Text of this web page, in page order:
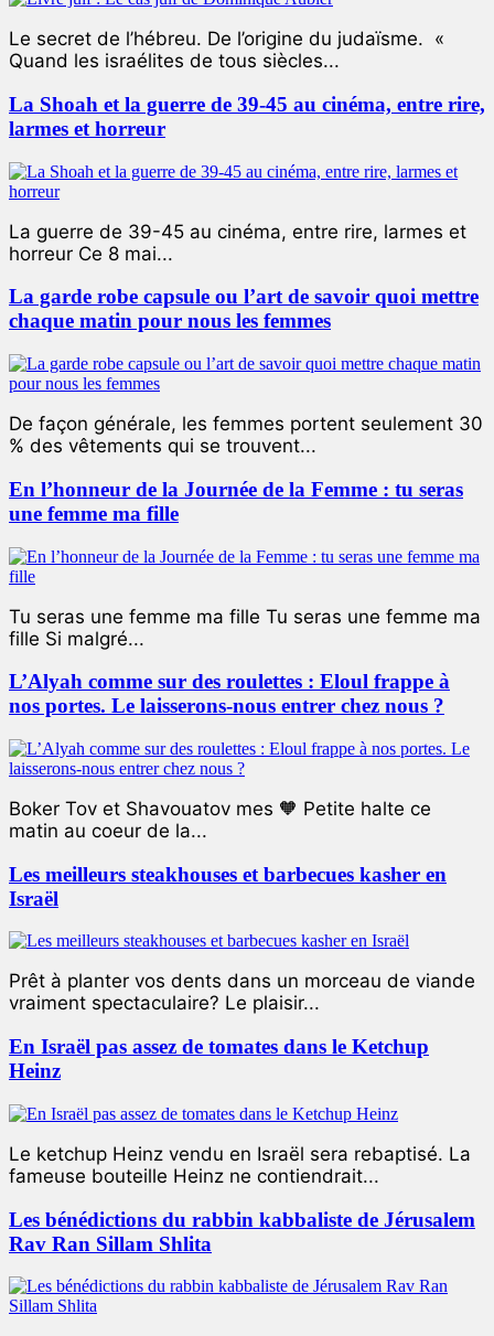
Le secret de l’hébreu. De l’origine du judaïsme. «
Quand les israélites de tous siècles...
La Shoah et la guerre de 39-45 au cinéma, entre rire,
larmes et horreur
La guerre de 39-45 au cinéma, entre rire, larmes et
horreur Ce 8 mai...
La garde robe capsule ou l’art de savoir quoi mettre
chaque matin pour nous les femmes
De façon générale, les femmes portent seulement 30
% des vêtements qui se trouvent...
En l’honneur de la Journée de la Femme : tu seras
une femme ma fille
Tu seras une femme ma fille Tu seras une femme ma
fille Si malgré...
L’Alyah comme sur des roulettes : Eloul frappe à
nos portes. Le laisserons-nous entrer chez nous ?
Boker Tov et Shavouatov mes 🧡 Petite halte ce
matin au coeur de la...
Les meilleurs steakhouses et barbecues kasher en
Israël
Prêt à planter vos dents dans un morceau de viande
vraiment spectaculaire? Le plaisir...
En Israël pas assez de tomates dans le Ketchup
Heinz
Le ketchup Heinz vendu en Israël sera rebaptisé. La
fameuse bouteille Heinz ne contiendrait...
Les bénédictions du rabbin kabbaliste de Jérusalem
Rav Ran Sillam Shlita